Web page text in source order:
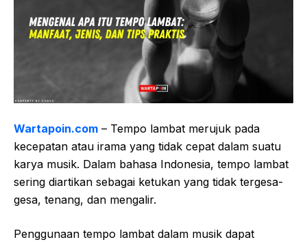
Wartapoin.com – Tempo lambat merujuk pada
kecepatan atau irama yang tidak cepat dalam suatu
karya musik. Dalam bahasa Indonesia, tempo lambat
sering diartikan sebagai ketukan yang tidak tergesa-
gesa, tenang, dan mengalir.
Penggunaan tempo lambat dalam musik dapat